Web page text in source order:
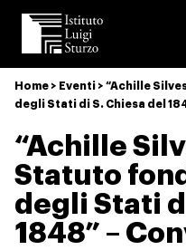
Istituto
Luigi
Sturzo
Home > Eventi > “Achille
degli Stati di S. Chiesa del
“Achille
Statuto
degli Stati
1848” –